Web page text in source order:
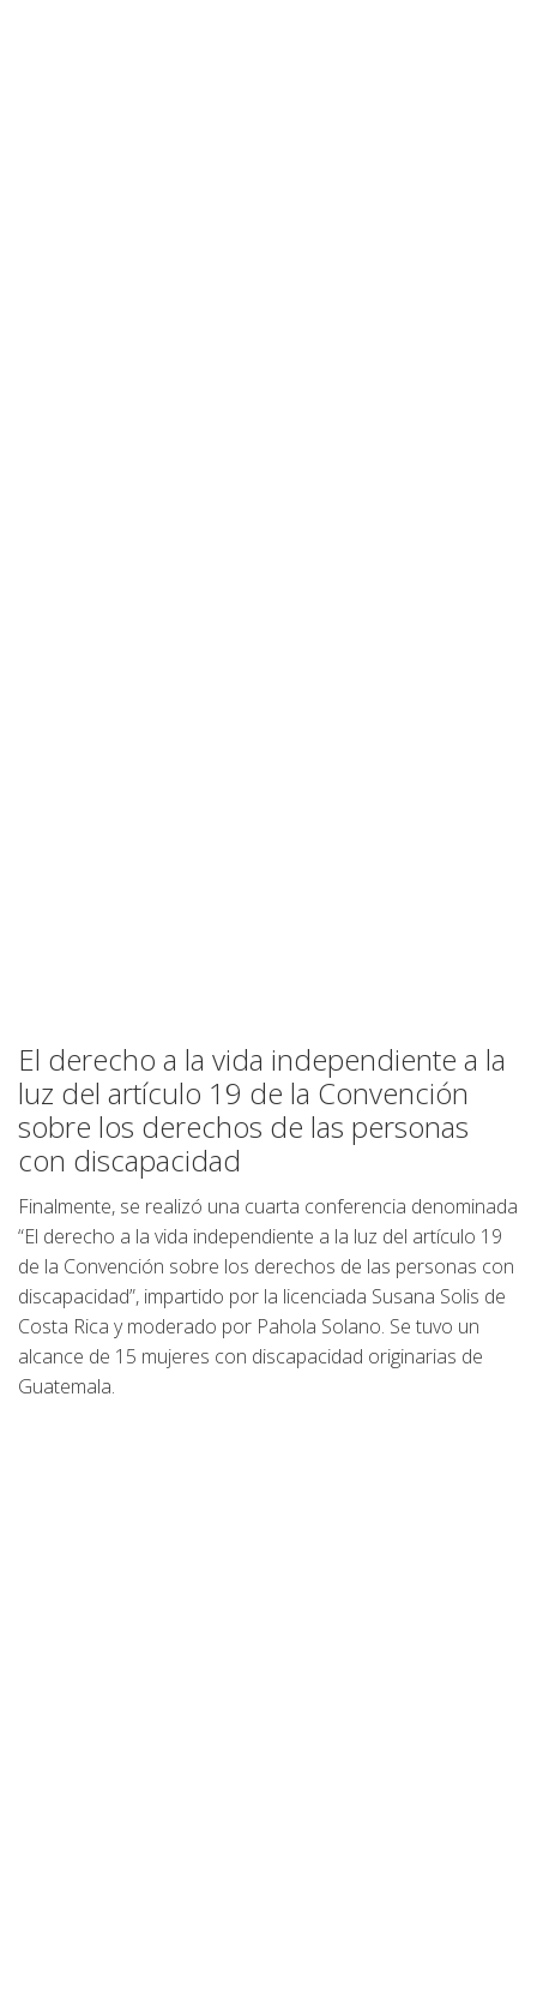
El derecho a la vida independiente a la
luz del artículo 19 de la Convención
sobre los derechos de las personas
con discapacidad
Finalmente, se realizó una cuarta conferencia denominada
“El derecho a la vida independiente a la luz del artículo 19
de la Convención sobre los derechos de las personas con
discapacidad”, impartido por la licenciada Susana Solis de
Costa Rica y moderado por Pahola Solano. Se tuvo un
alcance de 15 mujeres con discapacidad originarias de
Guatemala.